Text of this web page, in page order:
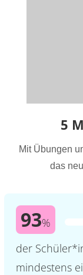
5
Mit Übungen
das
93%
der
mindestens